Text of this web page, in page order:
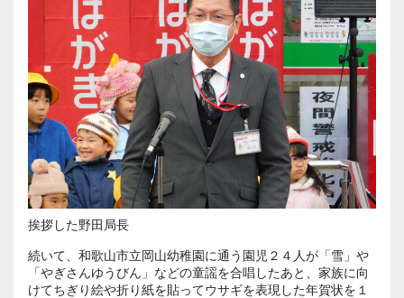
挨拶した野田局長
続いて、和歌山市立岡山幼稚園に通う園児２４人が「雪」や
「やぎさんゆうびん」などの童謡を合唱したあと、家族に向
けてちぎり絵や折り紙を貼ってウサギを表現した年賀状を１